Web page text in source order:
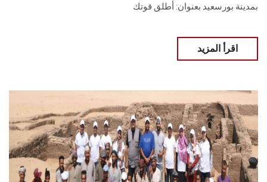
بمدينة بورسعيد بعنوان: أطلق قوتك
اقرأ المزيد